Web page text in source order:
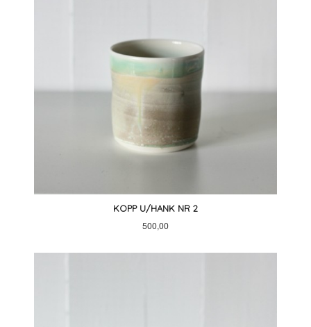
KOPP U/HANK NR 2
Pris
500,00